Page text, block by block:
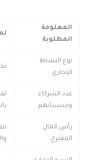
المعلومة
المطلوبة
نوع النشاط
التجاري
عدد الشركاء
وجنسياتهم
لفهم
رأس المال
المقترح
والكيان